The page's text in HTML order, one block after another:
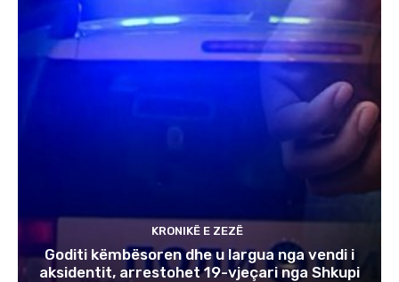
KRONIKË E ZEZË
Goditi këmbësoren dhe u largua nga vendi i
aksidentit, arrestohet 19-vjeçari nga Shkupi